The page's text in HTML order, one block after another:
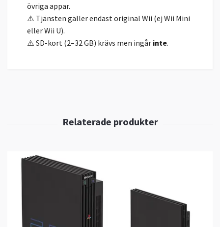
övriga appar.
⚠️ Tjänsten gäller endast original Wii (ej Wii Mini
eller Wii U).
⚠️ SD-kort (2–32 GB) krävs men ingår inte.